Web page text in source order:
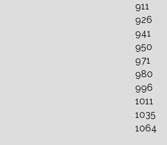
911
926
941
950
971
980
996
1011
1035
1064